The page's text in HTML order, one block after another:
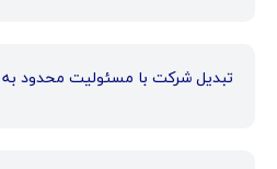
تبدیل شرکت با مسئولیت محدود